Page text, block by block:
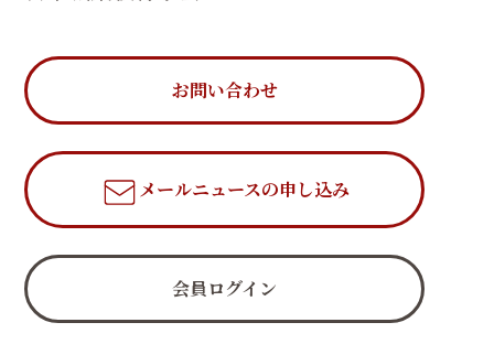
お問い合わせ
メールニュースの申し込み
会員ログイン